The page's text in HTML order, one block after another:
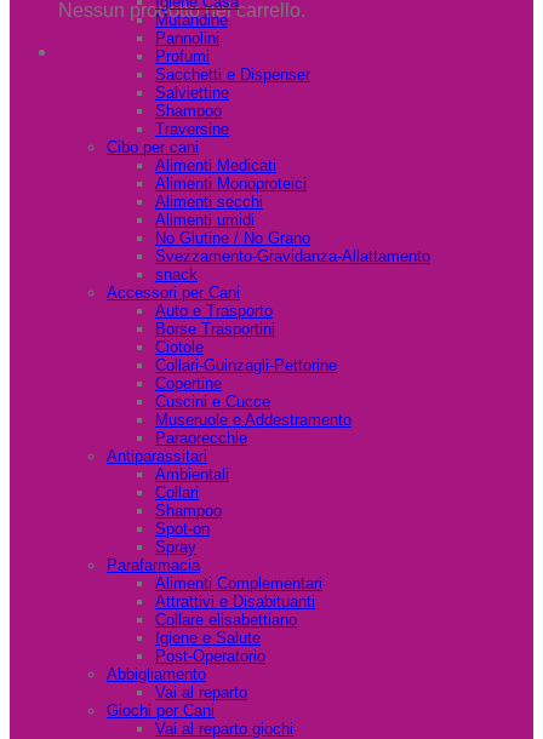
Nessun prodotto nel carrello.
Mutandine
Pannolini
Profumi
Sacchetti e Dispenser
Salviettine
Shampoo
Traversine
Cibo per cani
Alimenti Medicati
Alimenti Monoproteici
Alimenti secchi
Alimenti umidi
No Glutine / No Grano
Svezzamento-Gravidanza-Allattamento
snack
Accessori per Cani
Auto e Trasporto
Borse Trasportini
Ciotole
Collari-Guinzagli-Pettorine
Copertine
Cuscini e Cucce
Museruole e Addestramento
Paraorecchie
Antiparassitari
Ambientali
Collari
Shampoo
Spot-on
Spray
Parafarmacia
Alimenti Complementari
Attrattivi e Disabituanti
Collare elisabettiano
Igiene e Salute
Post-Operatorio
Abbigliamento
Vai al reparto
Giochi per Cani
Vai al reparto giochi